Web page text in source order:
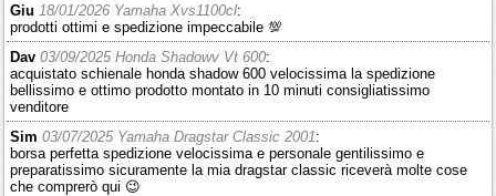
Giu 18/01/2026 Yamaha Xvs1100cl:
prodotti ottimi e spedizione impeccabile 💯
Dav 03/09/2025 Honda Shadowv Vt 600:
acquistato schienale honda shadow 600 velocissima la spedizione
bellissimo e ottimo prodotto montato in 10 minuti consigliatissimo
venditore
Sim 03/07/2025 Yamaha Dragstar Classic 2001:
borsa perfetta spedizione velocissima e personale gentilissimo e
preparatissimo sicuramente la mia dragstar classic riceverà molte cose
che comprerò qui 😉